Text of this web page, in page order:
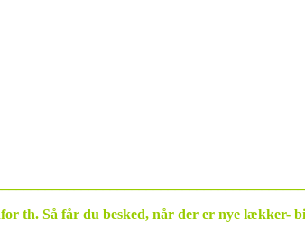
th. Så får du besked, når der er nye lækker-